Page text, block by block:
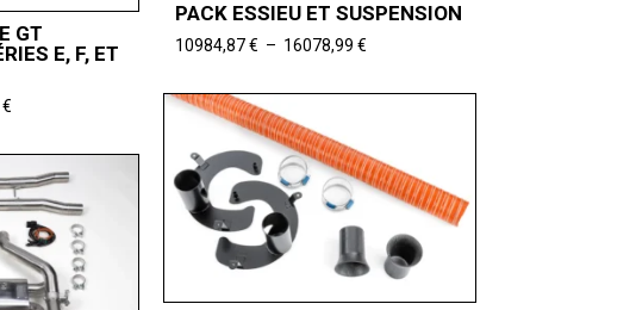
PACK ESSIEU ET SUSPENSION
10984,87€ – 16078,99€
prix :
16078,99 €
GT
E, F, ET
€Plage
prix :
2290,89 €
à
2697,48 €